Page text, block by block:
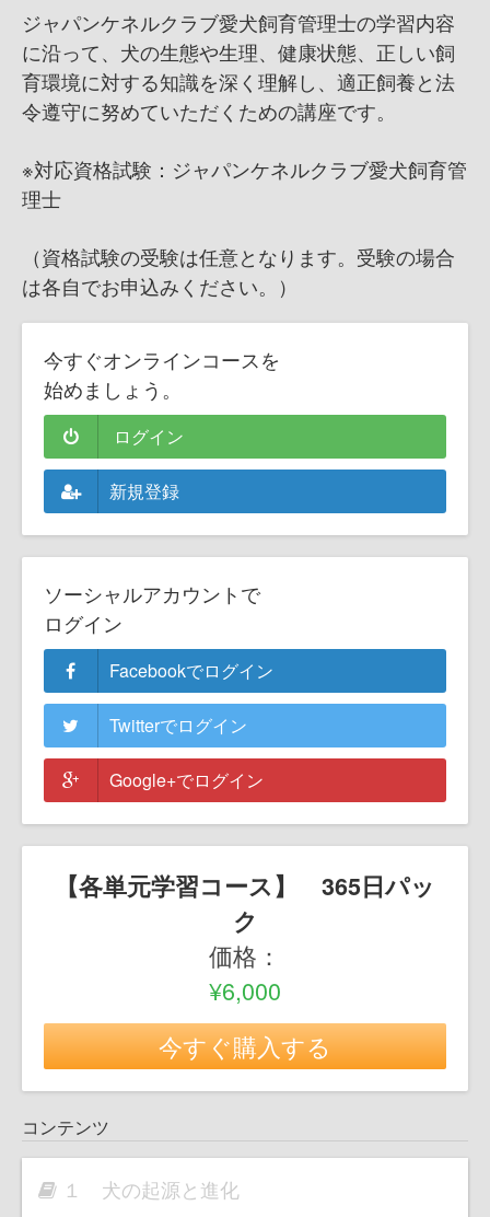
ジャパンケネルクラブ愛犬飼育管理士の学習内容
に沿って、犬の生態や生理、健康状態、正しい飼
育環境に対する知識を深く理解し、適正飼養と法
令遵守に努めていただくための講座です。
※対応資格試験：ジャパンケネルクラブ愛犬飼育管
理士
（資格試験の受験は任意となります。受験の場合
は各自でお申込みください。）
今すぐオンラインコースを
始めましょう。
ログイン
新規登録
ソーシャルアカウントで
ログイン
Facebookでログイン
Twitterでログイン
Google+でログイン
【各単元学習コース】 365日パッ
ク
価格：
¥6,000
今すぐ購入する
コンテンツ
１ 犬の起源と進化